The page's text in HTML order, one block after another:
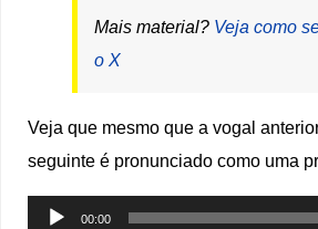
Mais material? Veja como
o X
Veja que mesmo que a vogal
seguinte é pronunciado como uma
Tocador00:00